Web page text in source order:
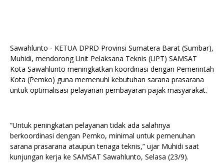
Sawahlunto - KETUA DPRD Provinsi Sumatera Barat (Sumbar),
Muhidi, mendorong Unit Pelaksana Teknis (UPT) SAMSAT
Kota Sawahlunto meningkatkan koordinasi dengan Pemerintah
Kota (Pemko) guna memenuhi kebutuhan sarana prasarana
untuk optimalisasi pelayanan pembayaran pajak masyarakat.
“Untuk peningkatan pelayanan tidak ada salahnya
berkoordinasi dengan Pemko, minimal untuk pemenuhan
sarana prasarana ataupun tenaga teknis,” ujar Muhidi saat
kunjungan kerja ke SAMSAT Sawahlunto, Selasa (23/9).